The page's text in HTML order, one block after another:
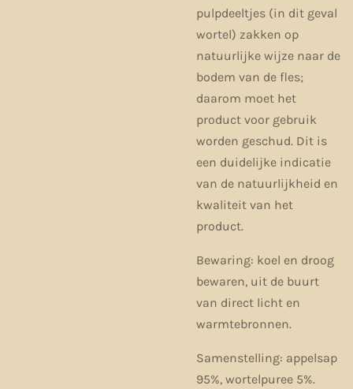
pulpdeeltjes (in dit geval
wortel) zakken op
natuurlijke wijze naar de
bodem van de fles;
daarom moet het
product voor gebruik
worden geschud. Dit is
een duidelijke indicatie
van de natuurlijkheid en
kwaliteit van het
product.
Bewaring: koel en droog
bewaren, uit de buurt
van direct licht en
warmtebronnen.
Samenstelling: appelsap
95%, wortelpuree 5%.